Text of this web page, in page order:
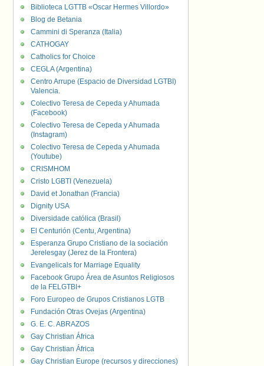
Biblioteca LGTTB «Oscar Hermes Villordo»
Blog de Betania
Cammini di Speranza (Italia)
CATHOGAY
Catholics for Choice
CEGLA (Argentina)
Centro Arrupe (Espacio de Diversidad LGTBI)
Valencia.
Colectivo Teresa de Cepeda y Ahumada
(Facebook)
Colectivo Teresa de Cepeda y Ahumada
(Instagram)
Colectivo Teresa de Cepeda y Ahumada
(Youtube)
CRISMHOM
Cristo LGBTI (Venezuela)
David et Jonathan (Francia)
Dignity USA
Diversidade católica (Brasil)
El Centurión (Centu, Argentina)
Esperanza Grupo Cristiano de la sociación
Jerelesgay (Jerez de la Frontera)
Evangelicals for Marriage Equality
Facebook Grupo Área de Asuntos Religiosos
de la FELGTBI+
Foro Europeo de Grupos Cristianos LGTB
Fundación Otras Ovejas (Argentina)
G. E. C. ABRAZOS
Gay Christian África
Gay Christian África
Gay Christian Europe (recursos y direcciones)